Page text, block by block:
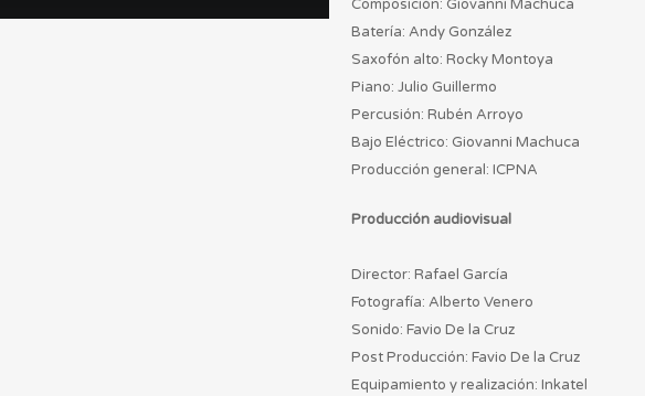
Composición: Giovanni Machuca
Batería: Andy González
Saxofón alto: Rocky Montoya
Piano: Julio Guillermo
Percusión: Rubén Arroyo
Bajo Eléctrico: Giovanni Machuca
Producción general: ICPNA
Producción audiovisual
Director: Rafael García
Fotografía: Alberto Venero
Sonido: Favio De la Cruz
Post Producción: Favio De la Cruz
Equipamiento y realización: Inkatel